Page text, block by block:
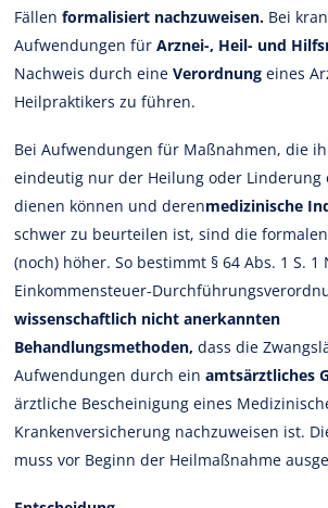
Fällenformalisiert nachzuweisen. Bei
Aufwendungen fürArznei-, Heil- und
Nachweis durch eineVerordnung eines
Heilpraktikers zu führen.
Bei Aufwendungen für Maßnahmen, die
eindeutig nur der Heilung oder Linderung
dienen können und derenmedizinische
schwer zu beurteilen ist, sind die
(noch) höher. So bestimmt § 64 Abs. 1 S. 1
Einkommensteuer-
wissenschaftlich nicht anerkannten
Behandlungsmethoden, dass die
Aufwendungen durch einamtsärztliches
ärztliche Bescheinigung eines
Krankenversicherung nachzuweisen ist.
muss vor Beginn der Heilmaßnahme